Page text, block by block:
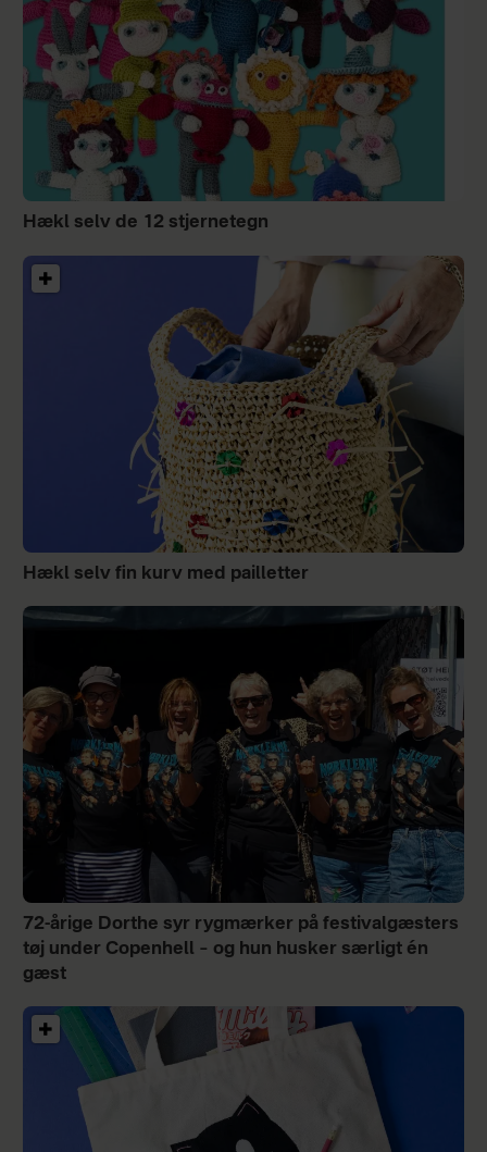
Hækl selv de 12 stjernetegn
Hækl selv fin kurv med pailletter
72-årige Dorthe syr rygmærker på festivalgæsters
tøj under Copenhell – og hun husker særligt én
gæst